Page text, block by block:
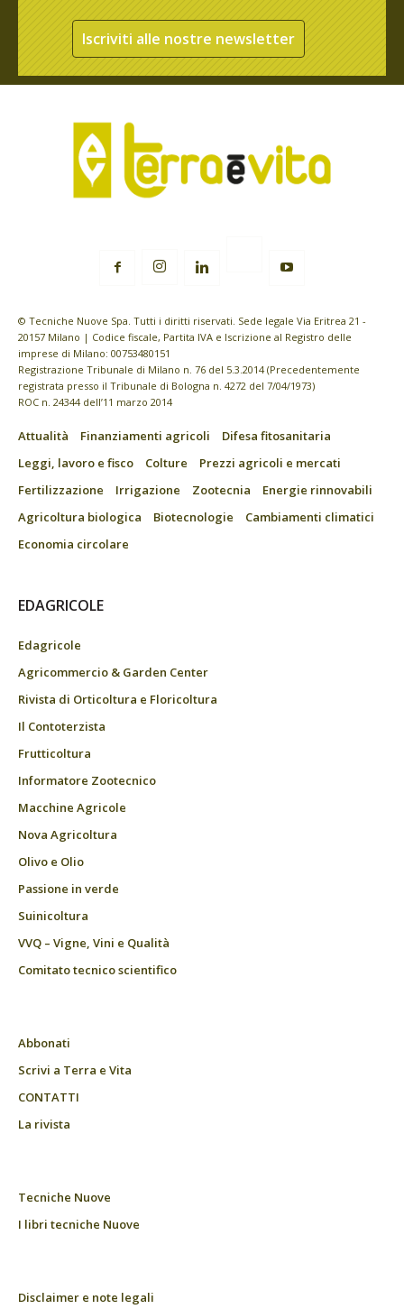
Iscriviti alle nostre newsletter
© Tecniche Nuove Spa. Tutti i diritti riservati. Sede legale Via Eritrea 21 -
20157 Milano | Codice fiscale, Partita IVA e Iscrizione al Registro delle
imprese di Milano: 00753480151
Registrazione Tribunale di Milano n. 76 del 5.3.2014 (Precedentemente
registrata presso il Tribunale di Bologna n. 4272 del 7/04/1973)
ROC n. 24344 dell’11 marzo 2014
Attualità Finanziamenti agricoli
Difesa fitosanitaria
Leggi, lavoro e fisco
Colture
Prezzi agricoli e mercati
Fertilizzazione
Irrigazione Zootecnia
Energie rinnovabili
Agricoltura biologica
Biotecnologie
Cambiamenti climatici
Economia circolare
EDAGRICOLE
Edagricole
Agricommercio & Garden Center
Rivista di Orticoltura e Floricoltura
Il Contoterzista
Frutticoltura
Informatore Zootecnico
Macchine Agricole
Nova Agricoltura
Olivo e Olio
Passione in verde
Suinicoltura
VVQ – Vigne, Vini e Qualità
Comitato tecnico scientifico
Abbonati
Scrivi a Terra e Vita
CONTATTI
La rivista
Tecniche Nuove
I libri tecniche Nuove
Disclaimer e note legali